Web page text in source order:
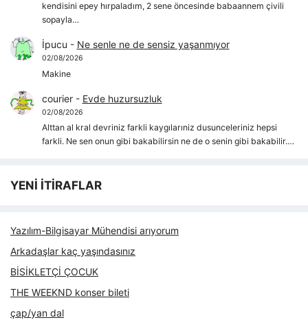
kendisini epey hırpaladım, 2 sene öncesinde babaannem çivili
sopayla…
İpucu - Ne senle ne de sensiz yaşanmıyor
02/08/2026
Makine
courier- Evde huzursuzluk
02/08/2026
Alttan al kral devriniz farkli kaygılarıniz dusunceleriniz hepsi
farkli. Ne sen onun gibi bakabilirsin ne de o senin gibi bakabilir.…
YENİ İTİRAFLAR
Yazılım-Bilgisayar Mühendisi arıyorum
Arkadaşlar kaç yaşındasınız
BİSİKLETÇİ ÇOCUK
THE WEEKND konser bileti
çap/yan dal